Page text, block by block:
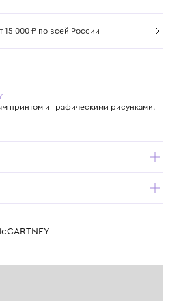
15 000 ₽ по всей России
принтом и графическими рисунками.